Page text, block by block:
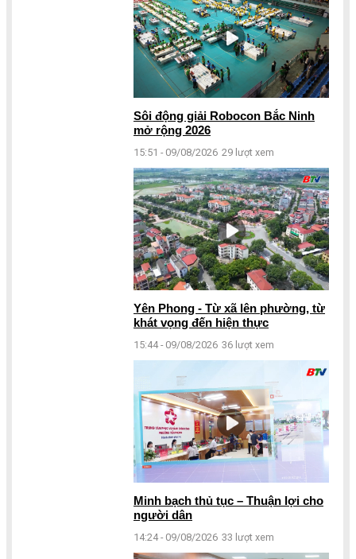
Sôi động giải Robocon Bắc Ninh
mở rộng 2026
15:51 - 09/08/2026 29 lượt xem
Yên Phong - Từ xã lên phường, từ
khát vọng đến hiện thực
15:44 - 09/08/2026 36 lượt xem
Minh bạch thủ tục – Thuận lợi cho
người dân
14:24 - 09/08/2026 33 lượt xem